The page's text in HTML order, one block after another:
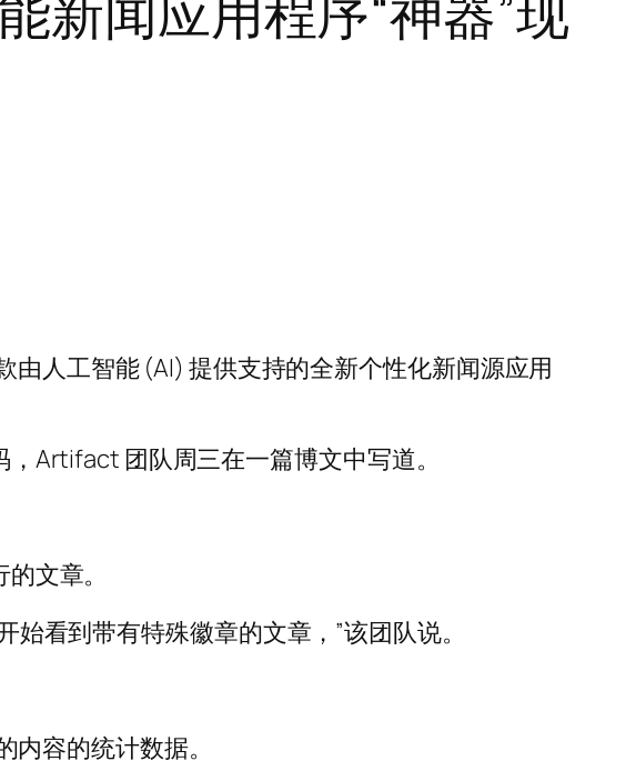
人工智能 (AI) 提供支持的全新个性化新闻源应用
Artifact 团队周三在一篇博文中写道。
文章。
看到带有特殊徽章的文章，”该团队说。
容的统计数据。